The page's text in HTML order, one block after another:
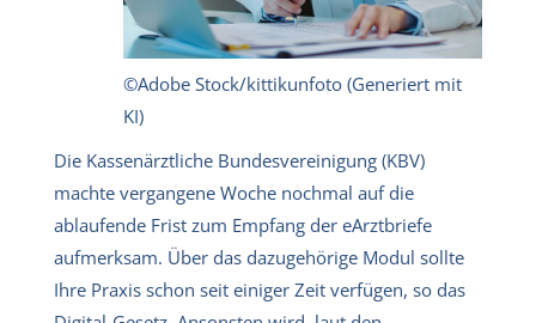
©Adobe Stock/kittikunfoto (Generiert mit
KI)
Die Kassenärztliche Bundesvereinigung (KBV)
machte vergangene Woche nochmal auf die
ablaufende Frist zum Empfang der eArztbriefe
aufmerksam. Über das dazugehörige Modul sollte
Ihre Praxis schon seit einiger Zeit verfügen, so das